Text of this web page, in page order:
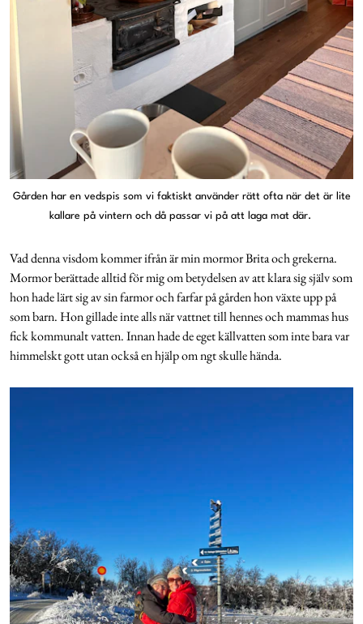
Gården har en vedspis som vi faktiskt använder rätt ofta när det är lite
kallare på vintern och då passar vi på att laga mat där.
Vad denna visdom kommer ifrån är min mormor Brita och grekerna.
Mormor berättade alltid för mig om betydelsen av att klara sig själv som
hon hade lärt sig av sin farmor och farfar på gården hon växte upp på
som barn. Hon gillade inte alls när vattnet till hennes och mammas hus
fick kommunalt vatten. Innan hade de eget källvatten som inte bara var
himmelskt gott utan också en hjälp om ngt skulle hända.